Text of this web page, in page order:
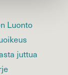
Luonto
juttua